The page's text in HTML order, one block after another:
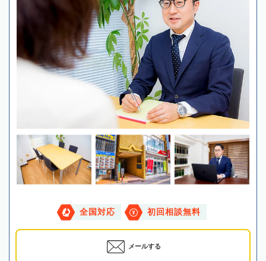
全国対応 初回相談無料
メールする